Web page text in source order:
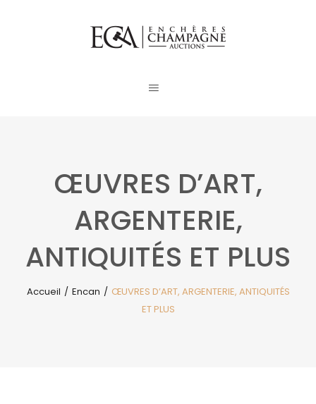
ŒUVRES D’ART,
ARGENTERIE,
ANTIQUITÉS ET PLUS
Accueil / Encan / ŒUVRES D’ART, ARGENTERIE, ANTIQUITÉS
ET PLUS